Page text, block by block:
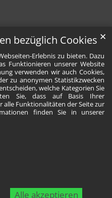
bezüglich Cookies
Erlebnis zu bieten. Dazu
Funktionieren unserer Website
verwenden wir auch Cookies,
zu anonymen Statistikzwecken
welche Kategorien Sie
Sie, dass auf Basis Ihrer
alle Funktionalitäten der Seite zur
finden Sie in unserer
Alle akzeptieren
✕